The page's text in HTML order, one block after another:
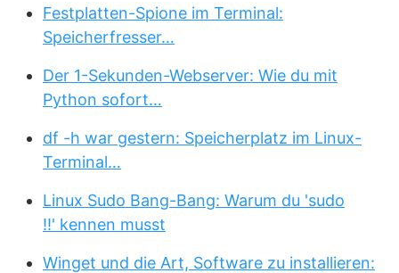
Festplatten-Spione im Terminal:
Speicherfresser…
Der 1-Sekunden-Webserver: Wie du mit
Python sofort…
df -h war gestern: Speicherplatz im Linux-
Terminal…
Linux Sudo Bang-Bang: Warum du 'sudo
!!' kennen musst
Winget und die Art, Software zu installieren: